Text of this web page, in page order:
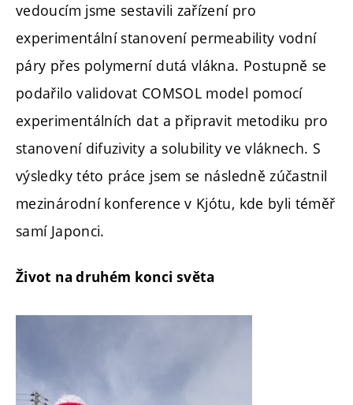
vedoucím jsme sestavili zařízení pro
experimentální stanovení permeability vodní
páry přes polymerní dutá vlákna. Postupně se
podařilo validovat COMSOL model pomocí
experimentálních dat a připravit metodiku pro
stanovení difuzivity a solubility ve vláknech. S
výsledky této práce jsem se následně zúčastnil
mezinárodní konference v Kjótu, kde byli téměř
samí Japonci.
Život na druhém konci světa